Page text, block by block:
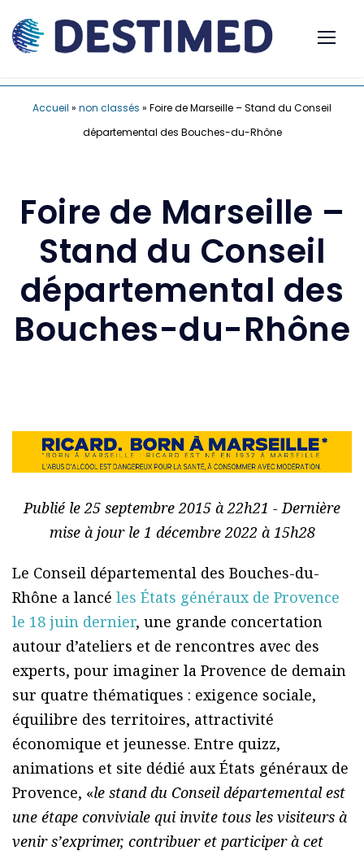
Accueil » non classés » Foire de Marseille – Stand du Conseil
départemental des Bouches-du-Rhône
Foire de Marseille –
Stand du Conseil
départemental des
Bouches-du-Rhône
Publié le 25 septembre 2015 à 22h21 - Dernière
mise à jour le 1 décembre 2022 à 15h28
Le Conseil départemental des Bouches-du-
Rhône a lancé les États généraux de Provence
le 18 juin dernier, une grande concertation
autour d’ateliers et de rencontres avec des
experts, pour imaginer la Provence de demain
sur quatre thématiques : exigence sociale,
équilibre des territoires, attractivité
économique et jeunesse. Entre quizz,
animations et site dédié aux États généraux de
Provence, «le stand du Conseil départemental est
une étape conviviale qui invite tous les visiteurs à
venir s’exprimer, contribuer et participer à cet